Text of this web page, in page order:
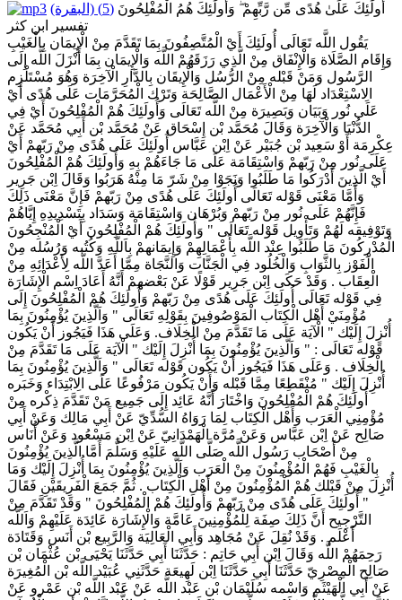
أُولَٰئِكَ عَلَىٰ هُدًى مِّن رَّبِّهِمْ ۖ وَأُولَٰئِكَ هُمُ الْمُفْلِحُونَ (5) (البقرة)
تفسير ابن كثر
يَقُول اللَّه تَعَالَى أُولَئِكَ أَيْ الْمُتَّصِفُونَ بِمَا تَقَدَّمَ مِنْ الْإِيمَان بِالْغَيْبِ
وَإِقَام الصَّلَاة وَالْإِنْفَاق مِنْ الَّذِي رَزَقَهُمْ اللَّه وَالْإِيمَان بِمَا أَنْزَلَ اللَّه إِلَى
الرَّسُول وَمَنْ قَبْله مِنْ الرُّسُل وَالْإِيقَان بِالدَّارِ الْآخِرَة وَهُوَ مُسْتَلْزِم
الِاسْتِعْدَاد لَهَا مِنْ الْأَعْمَال الصَّالِحَة وَتَرْك الْمُحَرَّمَات عَلَى هُدًى أَيْ
عَلَى نُور وَبَيَان وَبَصِيرَة مِنْ اللَّه تَعَالَى وَأُولَئِكَ هُمْ الْمُفْلِحُونَ أَيْ فِي
الدُّنْيَا وَالْآخِرَة وَقَالَ مُحَمَّد بْن إِسْحَاق عَنْ مُحَمَّد بْن أَبِي مُحَمَّد عَنْ
عِكْرِمَة أَوْ سَعِيد بْن جُبَيْر عَنْ اِبْن عَبَّاس أُولَئِكَ عَلَى هُدًى مِنْ رَبّهمْ أَيْ
عَلَى نُور مِنْ رَبّهمْ وَاسْتِقَامَة عَلَى مَا جَاءَهُمْ بِهِ وَأُولَئِكَ هُمْ الْمُفْلِحُونَ
أَيْ الَّذِينَ أَدْرَكُوا مَا طَلَبُوا وَنَجَوْا مِنْ شَرّ مَا مِنْهُ هَرَبُوا وَقَالَ اِبْن جَرِير
وَأَمَّا مَعْنَى قَوْله تَعَالَى أُولَئِكَ عَلَى هُدًى مِنْ رَبّهمْ فَإِنَّ مَعْنَى ذَلِكَ
فَإِنَّهُمْ عَلَى نُور مِنْ رَبّهمْ وَبُرْهَان وَاسْتِقَامَة وَسَدَاد بِتَسْدِيدِهِ إِيَّاهُمْ
وَتَوْفِيقه لَهُمْ وَتَأْوِيل قَوْله تَعَالَى " وَأُولَئِكَ هُمْ الْمُفْلِحُونَ أَيْ الْمُنْجِحُونَ
الْمُدْرِكُونَ مَا طَلَبُوا عِنْد اللَّه بِأَعْمَالِهِمْ وَإِيمَانهمْ بِاَللَّهِ وَكُتُبه وَرُسُله مِنْ
الْفَوْز بِالثَّوَابِ وَالْخُلُود فِي الْجَنَّات وَالنَّجَاة مِمَّا أَعَدَّ اللَّه لِأَعْدَائِهِ مِنْ
الْعِقَاب . وَقَدْ حَكَى اِبْن جَرِير قَوْلًا عَنْ بَعْضهمْ أَنَّهُ أَعَادَ اِسْم الْإِشَارَة
فِي قَوْله تَعَالَى أُولَئِكَ عَلَى هُدًى مِنْ رَبّهمْ وَأُولَئِكَ هُمْ الْمُفْلِحُونَ إِلَى
مُؤْمِنَيْ أَهْل الْكِتَاب الْمَوْصُوفِينَ بِقَوْلِهِ تَعَالَى " وَاَلَّذِينَ يُؤْمِنُونَ بِمَا
أُنْزِلَ إِلَيْك " الْآيَة عَلَى مَا تَقَدَّمَ مِنْ الْخِلَاف. وَعَلَى هَذَا فَيَجُوز أَنْ يَكُون
قَوْله تَعَالَى : " وَاَلَّذِينَ يُؤْمِنُونَ بِمَا أُنْزِلَ إِلَيْك " الْآيَة عَلَى مَا تَقَدَّمَ مِنْ
الْخِلَاف . وَعَلَى هَذَا فَيَجُوز أَنْ يَكُون قَوْله تَعَالَى " وَاَلَّذِينَ يُؤْمِنُونَ بِمَا
أُنْزِلَ إِلَيْك " مُنْقَطِعًا مِمَّا قَبْله وَأَنْ يَكُون مَرْفُوعًا عَلَى الِابْتِدَاء وَخَبَره
أُولَئِكَ هُمْ الْمُفْلِحُونَ وَاخْتَارَ أَنَّهُ عَائِد إِلَى جَمِيع مَنْ تَقَدَّمَ ذِكْره مِنْ
مُؤْمِنِي الْعَرَب وَأَهْل الْكِتَاب لِمَا رَوَاهُ السُّدِّيّ عَنْ أَبِي مَالِك وَعَنْ أَبِي
صَالِح عَنْ اِبْن عَبَّاس وَعَنْ مُرَّة الْهَمْدَانِيّ عَنْ اِبْن مَسْعُود وَعَنْ أُنَاس
مِنْ أَصْحَاب رَسُول اللَّه صَلَّى اللَّه عَلَيْهِ وَسَلَّمَ أَمَّا الَّذِينَ يُؤْمِنُونَ
بِالْغَيْبِ فَهُمْ الْمُؤْمِنُونَ مِنْ الْعَرَب وَاَلَّذِينَ يُؤْمِنُونَ بِمَا أُنْزِلَ إِلَيْك وَمَا
أُنْزِلَ مِنْ قَبْلك هُمْ الْمُؤْمِنُونَ مِنْ أَهْل الْكِتَاب . ثُمَّ جَمَعَ الْفَرِيقَيْنِ فَقَالَ
" أُولَئِكَ عَلَى هُدًى مِنْ رَبّهمْ وَأُولَئِكَ هُمْ الْمُفْلِحُونَ " وَقَدْ تَقَدَّمَ مِنْ
التَّرْجِيح أَنَّ ذَلِكَ صِفَة لِلْمُؤْمِنِينَ عَامَّة وَالْإِشَارَة عَائِدَة عَلَيْهِمْ وَاَللَّه
أَعْلَم . وَقَدْ نُقِلَ عَنْ مُجَاهِد وَأَبِي الْعَالِيَة وَالرَّبِيع بْن أَنَس وَقَتَادَة
رَحِمَهُمْ اللَّه وَقَالَ اِبْن أَبِي حَاتِم : حَدَّثَنَا أَبِي حَدَّثَنَا يَحْيَى بْن عُثْمَان بْن
صَالِح الْمِصْرِيّ حَدَّثَنَا أَبِي حَدَّثَنَا اِبْن لَهِيعَة حَدَّثَنِي عُبَيْد اللَّه بْن الْمُغِيرَة
عَنْ أَبِي الْهَيْثَم وَاسْمه سُلَيْمَان بْن عَبْد اللَّه عَنْ عَبْد اللَّه بْن عَمْرو عَنْ